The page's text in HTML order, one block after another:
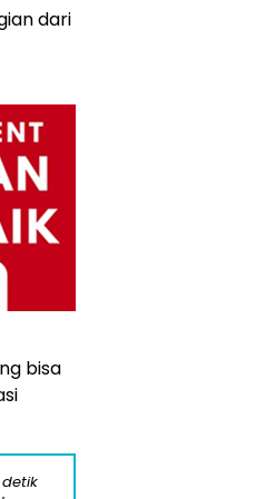
dari
bisa